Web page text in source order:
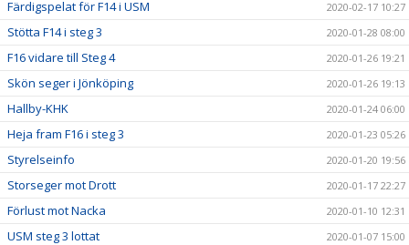
Färdigspelat för F14 i USM 2020-02-17 10:27
Stötta F14 i steg 3 2020-01-28 08:00
F16 vidare till Steg 4 2020-01-26 19:21
Skön seger i Jönköping 2020-01-26 19:13
Hallby-KHK 2020-01-24 06:00
Heja fram F16 i steg 3 2020-01-23 05:26
Styrelseinfo 2020-01-20 19:56
Storseger mot Drott 2020-01-17 22:27
Förlust mot Nacka 2020-01-10 12:31
USM steg 3 lottat 2020-01-07 15:00